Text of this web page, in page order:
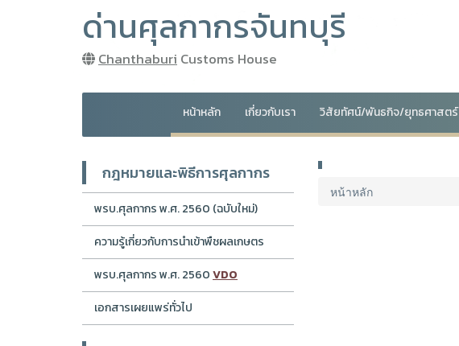
ด่านศุลกากรจันทบุรี
Chanthaburi Customs House
หน้าหลัก เกี่ยวกับเรา วิสัยทัศน์/พันธกิจ/ยุทธศาสตร์
กฎหมายและพิธีการศุลกากร
พรบ.ศุลกากร พ.ศ. 2560 (ฉบับใหม่)
ความรู้เกี่ยวกับการนำเข้าพืชผลเกษตร
พรบ.ศุลกากร พ.ศ. 2560VDO
เอกสารเผยแพร่ทั่วไป
หน้าหลัก